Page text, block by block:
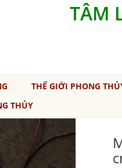
TÂM
THẾ GIỚI PHONG
THỦY